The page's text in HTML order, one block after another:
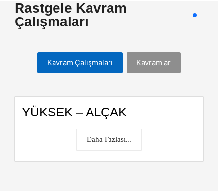
Rastgele Kavram
Çalışmaları
Kavram Çalışmaları Kavramlar
YÜKSEK – ALÇAK
Daha Fazlası...